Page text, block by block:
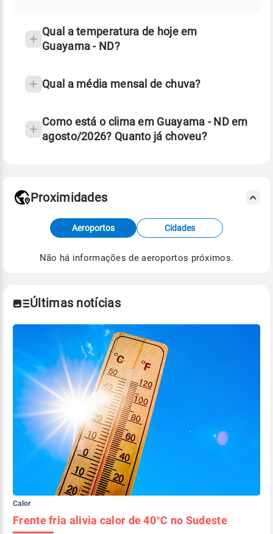
Qual a temperatura de hoje em
Guayama - ND?
Qual a média mensal de chuva?
Como está o clima em Guayama - ND em
agosto/2026? Quanto já choveu?
Fonte: dados combinados de estações
meteorológicas e satélite do Centro de Previsão
de Tempo e Estudos Climáticos (CPTEC).
Proximidades
Aeroportos Cidades
Não há informações de aeroportos próximos.
Últimas notícias
Calor
Frente fria alivia calor de 40°C no Sudeste